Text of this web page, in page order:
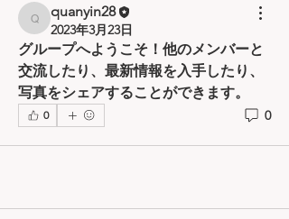
quanyin28
quanyin28
2023年3月23日
グループへようこそ！他のメンバーと
交流したり、最新情報を入手したり、
写真をシェアすることができます。
0 0